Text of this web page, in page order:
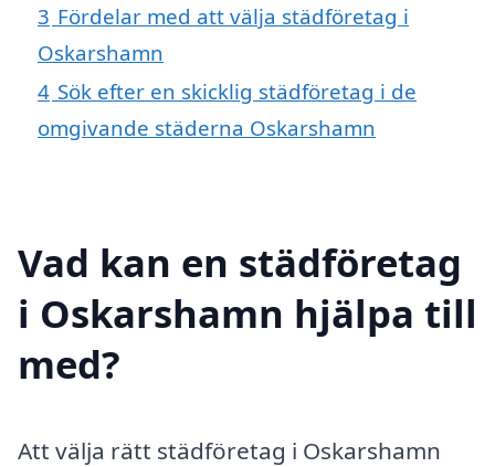
3 Fördelar med att välja städföretag i
Oskarshamn
4 Sök efter en skicklig städföretag i de
omgivande städerna Oskarshamn
Vad kan en städföretag
i Oskarshamn hjälpa till
med?
Att välja rätt städföretag i Oskarshamn